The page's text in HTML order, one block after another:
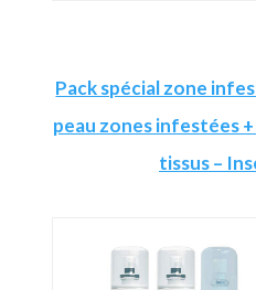
Pack spécial zone
peau zones infestées
tissus –